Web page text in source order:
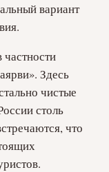
вариант
Здесь
чистые
столь
что